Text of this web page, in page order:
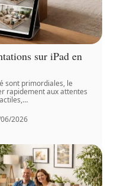
sur iPad en
sont primordiales, le
rapidement aux attentes
…
2026